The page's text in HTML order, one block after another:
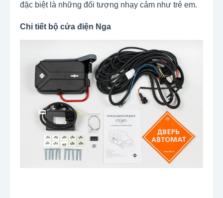
đặc biệt là những đối tượng nhạy cảm như trẻ em.
Chi tiết bộ cửa điện Nga